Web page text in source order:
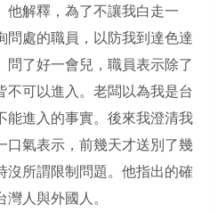
他解釋，為了不讓我白走一
問處的職員，以防我到達色達
問了好一會兒，職員表示除了
不可以進入。老闆以為我是台
能進入的事實。後來我澄清我
口氣表示，前幾天才送別了幾
沒所謂限制問題。他指出的確
人與外國人。